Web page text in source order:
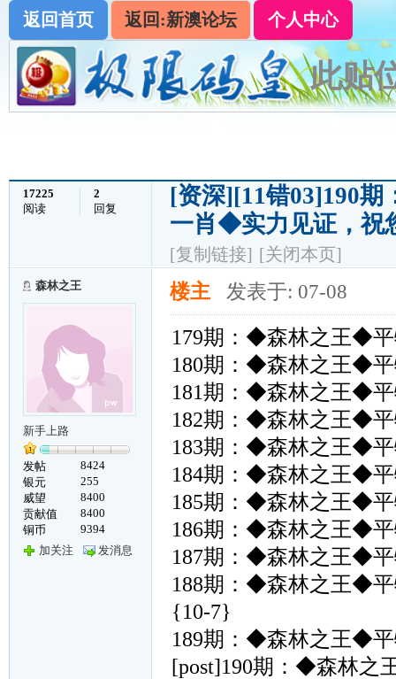
返回首页 返回:新澳论坛 个人中心
此贴
17225
阅读
2
回复
[资深][11错03]190
一肖◆实力见证，祝
[复制链接] [关闭本页]
森林之王
新手上路
发帖
8424
银元
255
威望
8400
贡献值
8400
铜币
9394
加关注
发消息
楼主 发表于: 07-08
179期：◆森林之王◆
180期：◆森林之王◆
181期：◆森林之王◆
182期：◆森林之王◆
183期：◆森林之王◆
184期：◆森林之王◆
185期：◆森林之王◆
186期：◆森林之王◆
187期：◆森林之王◆
188期：◆森林之王◆
{10-7}
189期：◆森林之王◆
[post]190期：◆森林